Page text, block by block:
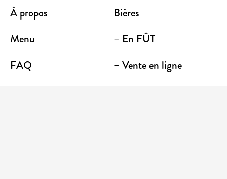
À propos
Bières
Menu
– En FÛT
FAQ
– Vente en ligne